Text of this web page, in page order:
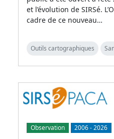
et l’évolution de SIRSé.
cadre de ce nouveau…
Outils cartographiques
Observation 2006-2026